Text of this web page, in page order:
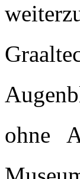
ohne